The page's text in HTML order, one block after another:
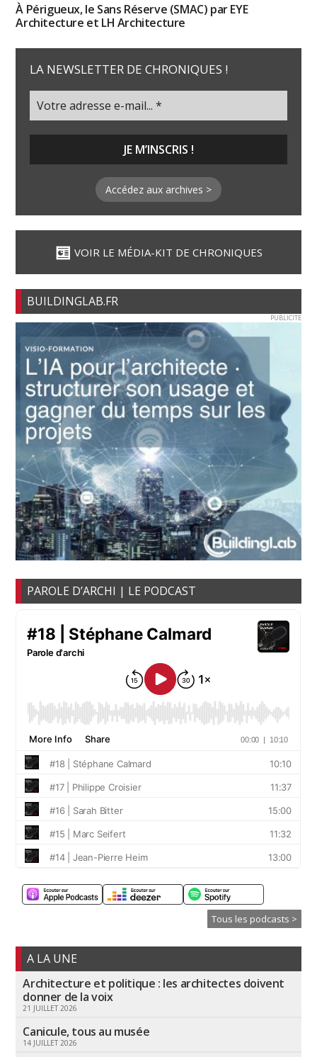
À Périgueux, le Sans Réserve (SMAC) par EYE
Architecture et LH Architecture
LA NEWSLETTER DE CHRONIQUES !
Accédez aux archives >
VOIR LE MÉDIA-KIT DE CHRONIQUES
BUILDINGLAB.FR
PUBLICITE
PAROLE D’ARCHI | LE PODCAST
Tous les podcasts >
A LA UNE
Architecture et politique : les architectes doivent
donner de la voix
21 JUILLET 2026
Canicule, tous au musée
14 JUILLET 2026